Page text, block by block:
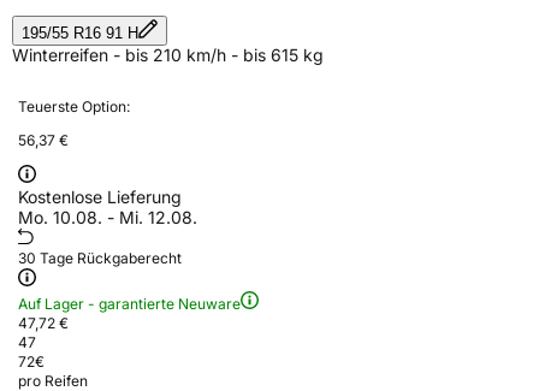
195/55 R16 91 H
Winterreifen - bis 210 km/h - bis 615 kg
Teuerste Option:
56,37 €
Kostenlose Lieferung
Mo. 10.08. - Mi. 12.08.
30 Tage Rückgaberecht
Auf Lager - garantierte Neuware
47,72 €
47
72€
pro Reifen